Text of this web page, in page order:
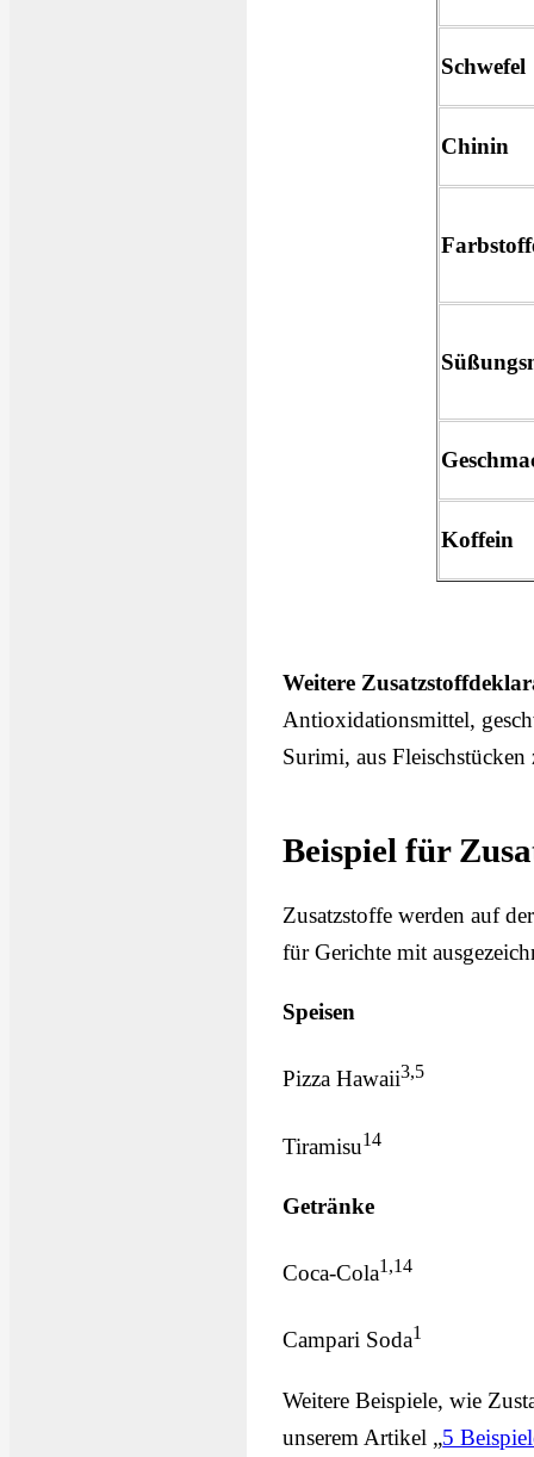
Schwefel
Chinin
Koffein
Weitere
Antioxidationsmittel,
Surimi, aus Fleischstücken
Beispiel für
Zusatzstoffe werden auf
für Gerichte mit
Speisen
Pizza Hawaii3,5
Tiramisu14
Getränke
Coca-Cola1,14
Campari Soda1
Weitere Beispiele, wie
unserem Artikel „5